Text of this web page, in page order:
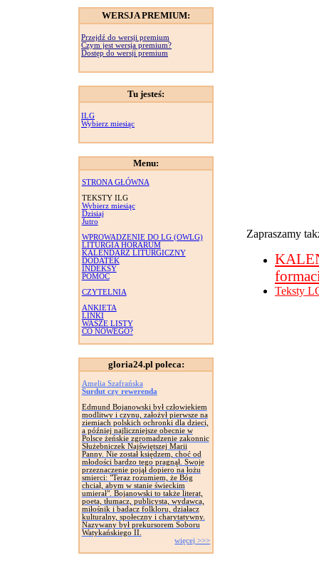
WERSJA PREMIUM:
Przejdź do wersji premium
Czym jest wersja premium?
Dostęp do wersji premium
Tu jesteś:
ILG
Wybierz miesiąc
Menu:
STRONA GŁÓWNA
TEKSTY ILG
Wybierz miesiąc
Dzisiaj
Jutro
WPROWADZENIE DO LG (OWLG)
LITURGIA HORARUM
KALENDARZ LITURGICZNY
DODATEK
INDEKSY
POMOC
CZYTELNIA
ANKIETA
LINKI
WASZE LISTY
CO NOWEGO?
gloria24.pl poleca:
Amelia Szafrańska
Surdut czy rewerenda
Edmund Bojanowski był człowiekiem
modlitwy i czynu, założył pierwsze na
ziemiach polskich ochronki dla dzieci,
a później najliczniejsze obecnie w
Polsce żeńskie zgromadzenie zakonnic
Służebniczek Najświętszej Marii
Panny. Nie został księdzem, choć od
młodości bardzo tego pragnął. Swoje
przeznaczenie pojął dopiero na łożu
smierci: "Teraz rozumiem, że Bóg
chciał, abym w stanie świeckim
umierał". Bojanowski to także literat,
poeta, tłumacz, publicysta, wydawca,
miłośnik i badacz folkloru, działacz
kulturalny, społeczny i charytatywny.
Nazywany był prekursorem Soboru
Watykańskiego II.
więcej >>>
Zapraszamy
Teksty